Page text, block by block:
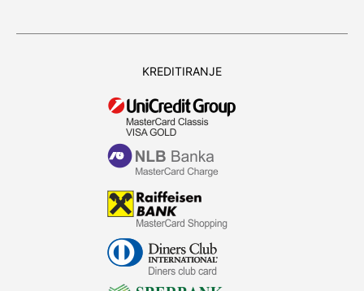
KREDITIRANJE